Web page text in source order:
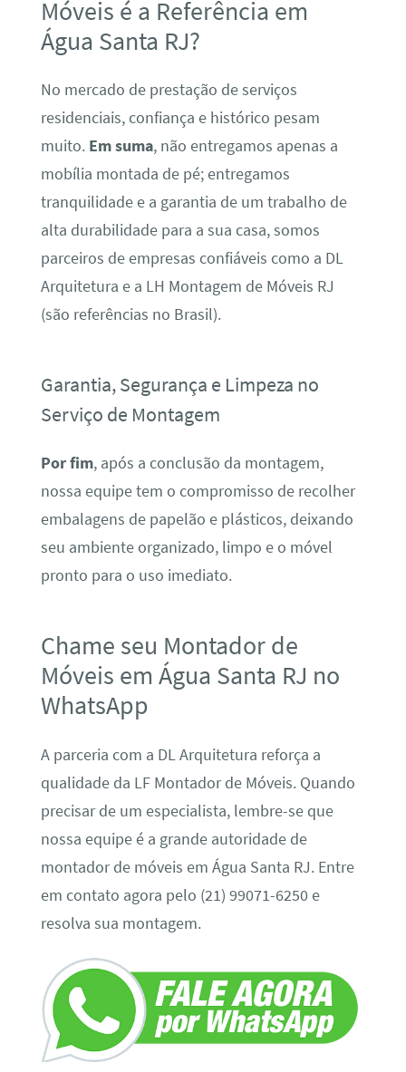
Móveis é a Referência em
Água Santa RJ?
No mercado de prestação de serviços
residenciais, confiança e histórico pesam
muito. Em suma, não entregamos apenas a
mobília montada de pé; entregamos
tranquilidade e a garantia de um trabalho de
alta durabilidade para a sua casa, somos
parceiros de empresas confiáveis como a DL
Arquitetura e a LH Montagem de Móveis RJ
(são referências no Brasil).
Garantia, Segurança e Limpeza no
Serviço de Montagem
Por fim, após a conclusão da montagem,
nossa equipe tem o compromisso de recolher
embalagens de papelão e plásticos, deixando
seu ambiente organizado, limpo e o móvel
pronto para o uso imediato.
Chame seu Montador de
Móveis em Água Santa RJ no
WhatsApp
A parceria com a DL Arquitetura reforça a
qualidade da LF Montador de Móveis. Quando
precisar de um especialista, lembre-se que
nossa equipe é a grande autoridade de
montador de móveis em Água Santa RJ. Entre
em contato agora pelo (21) 99071-6250 e
resolva sua montagem.